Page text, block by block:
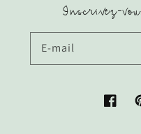
Inscrivez-
E-mail